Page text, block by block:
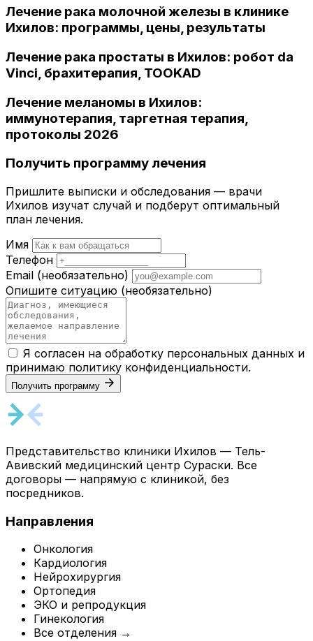
Лечение рака молочной железы в клинике
Ихилов: программы, цены, результаты
Лечение рака простаты в Ихилов: робот da
Vinci, брахитерапия, TOOKAD
Лечение меланомы в Ихилов:
иммунотерапия, таргетная терапия,
протоколы 2026
Получить программу лечения
Пришлите выписки и обследования — врачи
Ихилов изучат случай и подберут оптимальный
план лечения.
Имя
Телефон
Email (необязательно)
Опишите ситуацию (необязательно)
Я согласен на обработку персональных данных и
принимаю политику конфиденциальности.
Получить программу
Представительство клиники Ихилов — Тель-
Авивский медицинский центр Сураски. Все
договоры — напрямую с клиникой, без
посредников.
Направления
Онкология
Кардиология
Нейрохирургия
Ортопедия
ЭКО и репродукция
Гинекология
Все отделения →